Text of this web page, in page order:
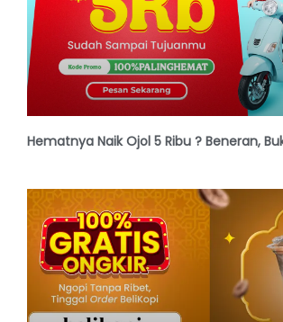
Hematnya Naik Ojol 5 Ribu ? Beneran,